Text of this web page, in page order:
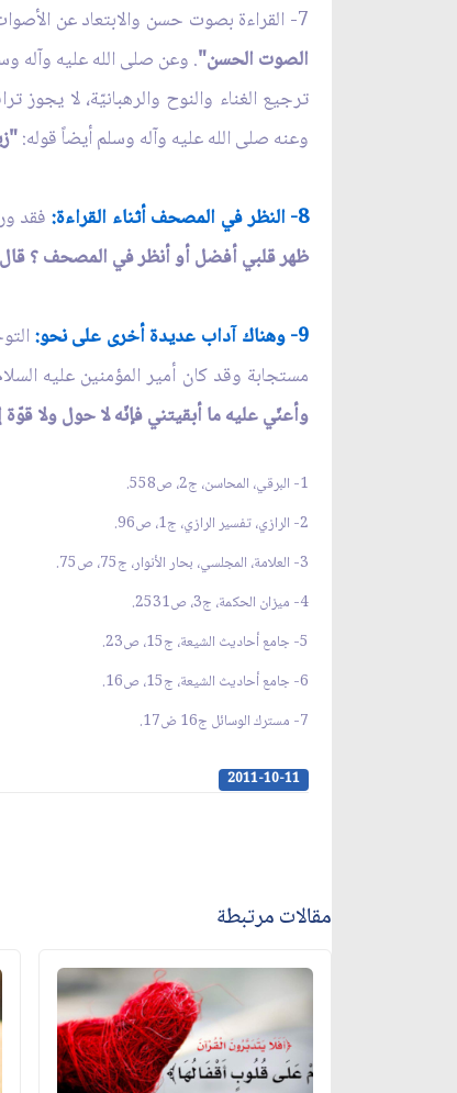
7- القراءة بصوت حسن والابتعاد عن الأصوات المنكرة والألحان الهزلية والآلات الموسيقية، فقد جاء عن النبيّ صلى الله عليه وآله وسلم:
الصوت الحسن". وعن صلى الله عليه وآله
وعنه صلى الله عليه وآله وسلم أيضاً قوله:
8- النظر في المصحف أثناء القراءة: فقد
ظهر قلبي أفضل أو أنظر في المصحف ؟
9- وهناك آداب عديدة أخرى على نحو:
مستجابة وقد كان أمير المؤمنين عليه
وأعنّي عليه ما أبقيتني فإنّه لا حول ولا قوّة
1- البرقي، المحاسن، ج2، ص558.
2- الرازي، تفسير الرازي، ج1، ص96.
3- العلامة، المجلسي، بحار الأنوار، ج75، ص75.
4- ميزان الحكمة، ج3، ص2531.
5- جامع أحاديث الشيعة، ج15، ص23.
6- جامع أحاديث الشيعة، ج15، ص16.
7- مسترك الوسائل ج16 ض17.
2011-10-11
مقالات مرتبطة